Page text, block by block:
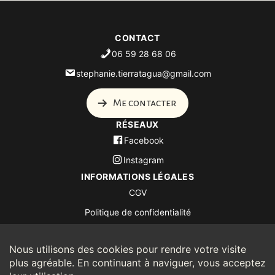
INFORMATIONS LÉGALES
CGV
Politique de confidentialité
RÉSEAUX
Facebook
Instagram
CONTACT
06 59 28 68 06
stephanie.tierratagua@gmail.com
Me contacter